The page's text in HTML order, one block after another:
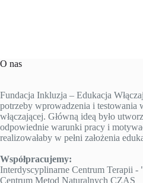
O nas
Fundacja Inkluzja – Edukacja
potrzeby wprowadzenia i testowania
włączającej. Główną ideą było
odpowiednie warunki pracy i
realizowałaby w pełni założenia
Współpracujemy:
Interdyscyplinarne Centrum Terapii
Centrum Metod Naturalnych CZAS